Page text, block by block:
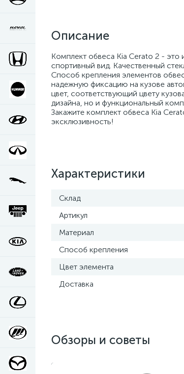
Описание
Комплект обвеса Kia Cerato 2 - это
спортивный вид. Качественный
Способ крепления элементов
надежную фиксацию на кузове
цвет, соответствующий цвету
дизайна, но и функциональный
Закажите комплект обвеса Kia
эксклюзивность!
Характеристики
Склад
Артикул
Материал
Способ крепления
Цвет элемента
Доставка
Обзоры и советы